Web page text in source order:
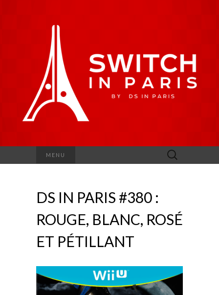
MENU Rechercher :
DS IN PARIS #380 :
ROUGE, BLANC, ROSÉ
ET PÉTILLANT